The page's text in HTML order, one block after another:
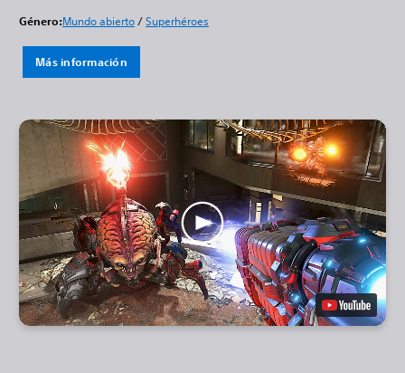
Género:Mundo abierto/Superhéroes
Más información